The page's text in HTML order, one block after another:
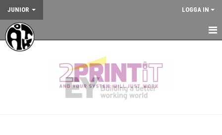
JUNIOR LOGGA IN
HEM